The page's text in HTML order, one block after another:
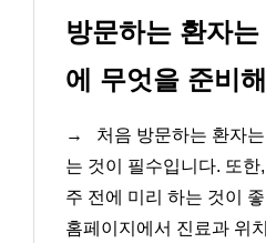
방문하는 환자
에 무엇을 준비
→
처음 방문하는 환자
는 것이 필수입니다. 또
주 전에 미리 하는 것이
홈페이지에서 진료과 위